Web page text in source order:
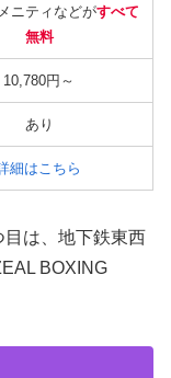
ニティなどがすべて
無料
10,780円～
あり
細はこちら
は、地下鉄東西
BOXING